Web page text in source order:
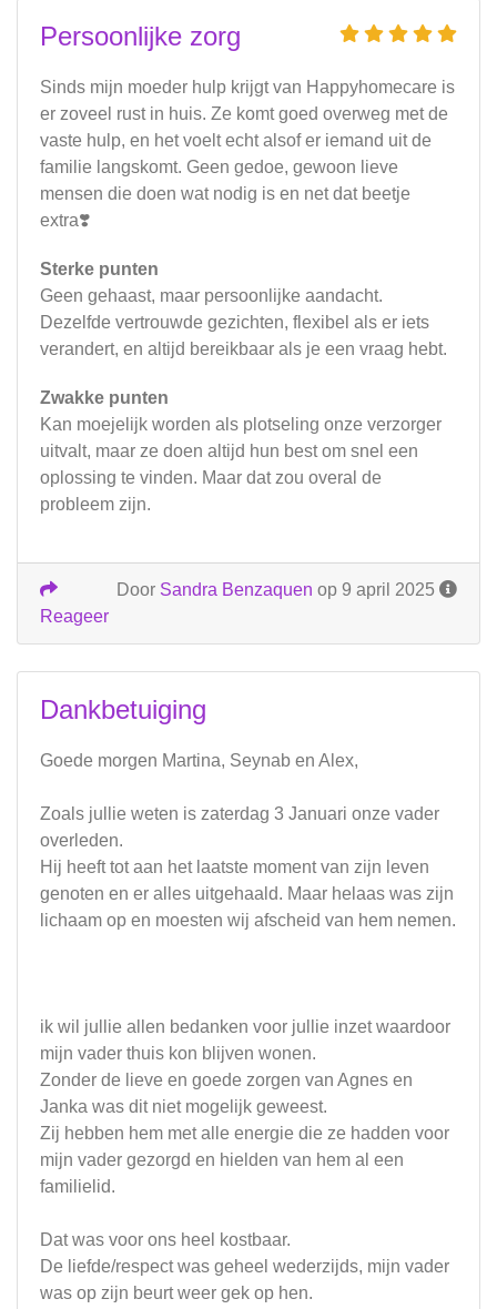
Persoonlijke zorg
Sinds mijn moeder hulp krijgt van Happyhomecare is
er zoveel rust in huis. Ze komt goed overweg met de
vaste hulp, en het voelt echt alsof er iemand uit de
familie langskomt. Geen gedoe, gewoon lieve
mensen die doen wat nodig is en net dat beetje
extra❣️
Sterke punten
Geen gehaast, maar persoonlijke aandacht.
Dezelfde vertrouwde gezichten, flexibel als er iets
verandert, en altijd bereikbaar als je een vraag hebt.
Zwakke punten
Kan moejelijk worden als plotseling onze verzorger
uitvalt, maar ze doen altijd hun best om snel een
oplossing te vinden. Maar dat zou overal de
probleem zijn.
Door Sandra Benzaquen op 9 april 2025
Reageer
Dankbetuiging
Goede morgen Martina, Seynab en Alex,
Zoals jullie weten is zaterdag 3 Januari onze vader
overleden.
Hij heeft tot aan het laatste moment van zijn leven
genoten en er alles uitgehaald. Maar helaas was zijn
lichaam op en moesten wij afscheid van hem nemen.
ik wil jullie allen bedanken voor jullie inzet waardoor
mijn vader thuis kon blijven wonen.
Zonder de lieve en goede zorgen van Agnes en
Janka was dit niet mogelijk geweest.
Zij hebben hem met alle energie die ze hadden voor
mijn vader gezorgd en hielden van hem al een
familielid.
Dat was voor ons heel kostbaar.
De liefde/respect was geheel wederzijds, mijn vader
was op zijn beurt weer gek op hen.